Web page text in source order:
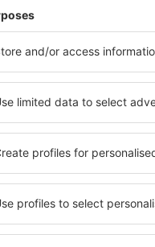
Home The
Andilana, 14
Vedeţi